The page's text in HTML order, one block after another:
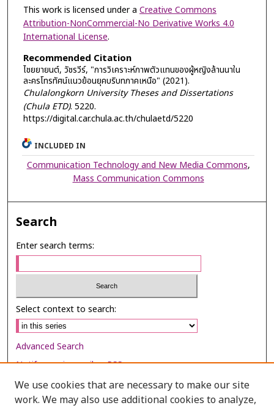
This work is licensed under a Creative Commons
Attribution-NonCommercial-No Derivative Works 4.0
International License.
Recommended Citation
ไชยยายนต์, วัชรวีร์, "การวิเคราะห์ภาพตัวแทนของผู้หญิงล้านนาใน
ละครโทรทัศน์แนวย้อนยุคบริบทภาคเหนือ" (2021).
Chulalongkorn University Theses and Dissertations
(Chula ETD). 5220.
https://digital.car.chula.ac.th/chulaetd/5220
INCLUDED IN
Communication Technology and New Media Commons,
Mass Communication Commons
Search
Enter search terms:
Select context to search:
Advanced Search
Notify me via email orRSS
Browse
We use cookies that are necessary to make our site
work. We may also use additional cookies to analyze,